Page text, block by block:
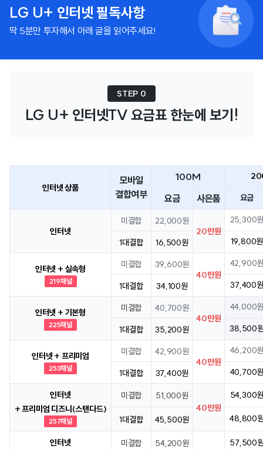
LG U+ 인터넷 필독사항
딱 5분만 투자해서 아래 글을 읽어주세요!
STEP 0
LG U+ 인터넷TV 요금표 한눈에 보기!
인터넷 상품
모바일
결합여부
100M
요금 사은품 요금
인터넷
미결합
22,000원
20만원
25,300
1대결합 16,500원 19,800원
인터넷 + 실속형
219채널
미결합
39,600원
40만원
42,900
1대결합 34,100원 37,400원
인터넷 + 기본형
225채널
미결합
40,700원
40만원
44,000
1대결합 35,200원 38,500
인터넷 + 프리미엄
253채널
미결합
42,900원
40만원
46,200
1대결합 37,400원 40,700
인터넷
+ 프리미엄 디즈니(스탠다드)
257채널
미결합
51,000원
40만원
54,300
1대결합 45,500원 48,800
인터넷
미결합
54,200원
57,500